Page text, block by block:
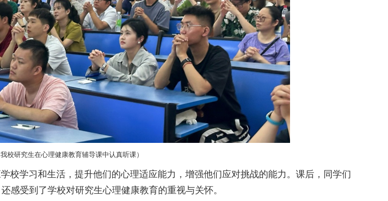
我校研究生在心理健康教育辅导课中认真听课）
学校学习和生活，提升他们的心理适应能力 ，增强他们应对挑战的能力。 课后， 同学们
感受到了学校对研究生心理健康教育的重视与关怀。